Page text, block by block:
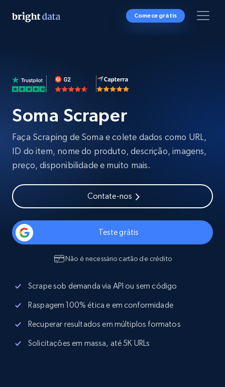
Comece grátis
Soma Scraper
Faça Scraping de Soma e colete dados como URL,
ID do item, nome do produto, descrição, imagens,
preço, disponibilidade e muito mais.
Contate-nos
Teste grátis
Não é necessário cartão de crédito
Scrape sob demanda via API ou sem código
Raspagem 100% ética e em conformidade
Recuperar resultados em múltiplos formatos
Solicitações em massa, até 5K URLs